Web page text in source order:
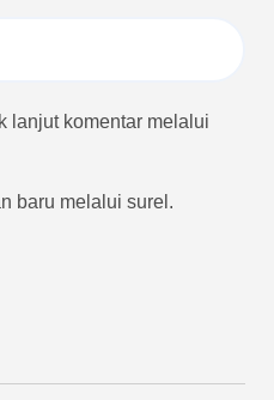
lanjut komentar melalui
baru melalui surel.